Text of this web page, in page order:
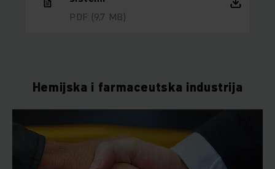
PDF (9,7 MB)
Hemijska i farmaceutska industrija